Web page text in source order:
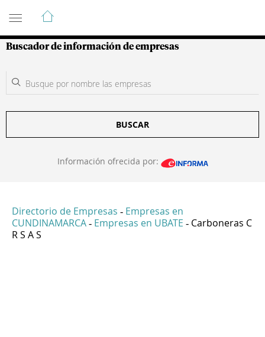
Guía de Empresas Colombianas
Buscador de información de empresas
BUSCAR
Información ofrecida por:
Directorio de Empresas - Empresas en
CUNDINAMARCA - Empresas en UBATE - Carboneras C
R S A S